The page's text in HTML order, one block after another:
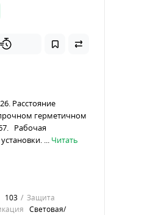
Расстояние
герметичном
Рабочая
... Читать
103
Защита
Световая/